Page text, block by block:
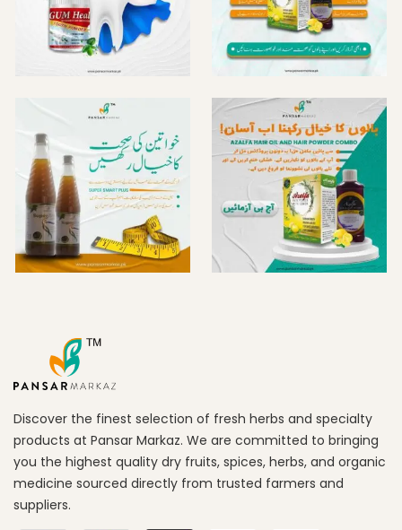
Discover the finest selection of fresh herbs and specialty
products at Pansar Markaz. We are committed to bringing
you the highest quality dry fruits, spices, herbs, and organic
medicine sourced directly from trusted farmers and
suppliers.